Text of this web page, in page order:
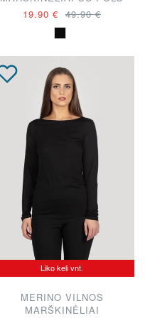
APYKAKLE
19.90 € 49.90 €
Liko keli vnt.
MERINO VILNOS
MARŠKINĖLIAI